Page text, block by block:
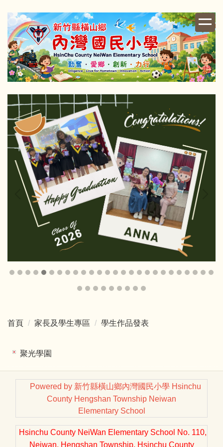
到
主
要
內
容
區
首頁 家長及學生專區 學生作品發表
聚光學園
Powered by 新竹縣橫山鄉內灣國民小學 Hsinchu
County Hengshan Township Neiwan
Elementary School
Hsinchu County NeiWan Elementary School No. 110,
Neiwan, Hengshan Township, Hsinchu County